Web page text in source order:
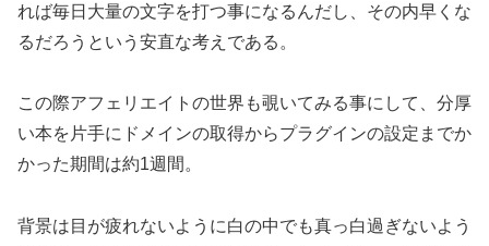
れば毎日大量の文字を打つ事になるんだし、その内早くな
るだろうという安直な考えである。
この際アフェリエイトの世界も覗いてみる事にして、分厚
い本を片手にドメインの取得からプラグインの設定までか
かった期間は約1週間。
背景は目が疲れないように白の中でも真っ白過ぎないよう